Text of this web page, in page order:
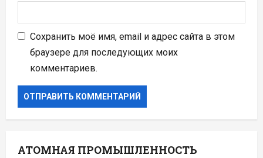
Сохранить моё имя, email и адрес сайта в этом
браузере для последующих моих
комментариев.
АТОМНАЯ ПРОМЫШЛЕННОСТЬ